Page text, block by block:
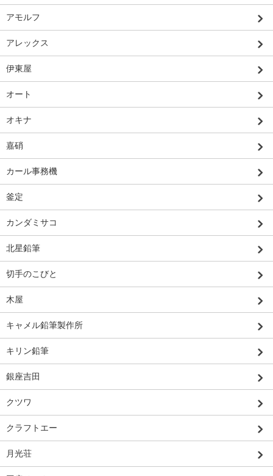
アモルフ
アレックス
伊東屋
オート
オキナ
嘉硝
カール事務機
釜定
カンダミサコ
北星鉛筆
切手のこびと
木屋
キャメル鉛筆製作所
キリン鉛筆
銀座吉田
クツワ
クラフトエー
月光荘